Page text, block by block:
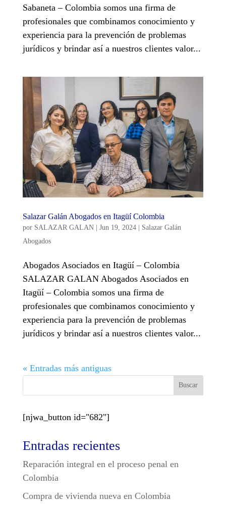
Sabaneta – Colombia somos una firma de
profesionales que combinamos conocimiento y
experiencia para la prevención de problemas
jurídicos y brindar así a nuestros clientes valor...
Salazar Galán Abogados en Itagüí Colombia
por SALAZAR GALAN| Jun 19, 2024| Salazar Galán
Abogados
Abogados Asociados en Itagüí – Colombia
SALAZAR GALAN Abogados Asociados en
Itagüí – Colombia somos una firma de
profesionales que combinamos conocimiento y
experiencia para la prevención de problemas
jurídicos y brindar así a nuestros clientes valor...
« Entradas más antiguas
Buscar
[njwa_button id="682"]
Entradas recientes
Reparación integral en el proceso penal en
Colombia
Compra de vivienda nueva en Colombia